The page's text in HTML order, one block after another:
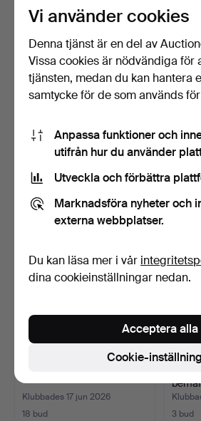
JENS QUISTGAARD.
PICKNICKLÅDA/VERKTYG
SLÅDA…
Klubbades 18 jun 2026
6 bud
6 bud
Klubbades 17 jun 2026
18 bud
3 bud
Vi använder cookies
Denna tjänst är en del av
Vissa cookies är nödvändiga för
tjänsten, medan du kan hantera
samtycke för de som används
Anpassa funktioner och
utifrån hur du använder
Utveckla och förbättra
Marknadsföra nyheter och
externa webbplatser.
Du kan läsa mer i vår
dina cookieinställningar nedan.
Cookie-
Acceptera alla